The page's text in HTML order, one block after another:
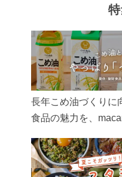
長年こめ油づくりに
食品の魅力を、
ん、製造現場や品質
こめ油をもっと好き